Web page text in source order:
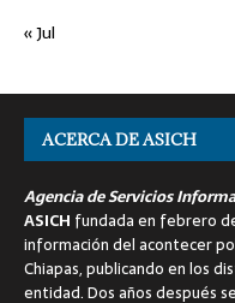
« Jul
ACERCA DE ASICH
Agencia de Servicios
ASICH fundada en febrero
información del acontecer
Chiapas, publicando en los
entidad. Dos años después